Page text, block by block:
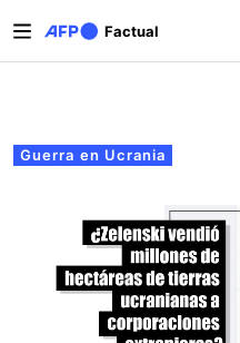
Factual
Solapas
Guerra en Ucrania